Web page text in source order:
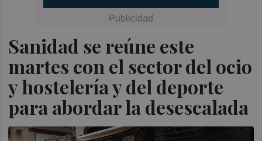
Sanidad se reúne este
martes con el sector del ocio
y hostelería y del deporte
para abordar la desescalada